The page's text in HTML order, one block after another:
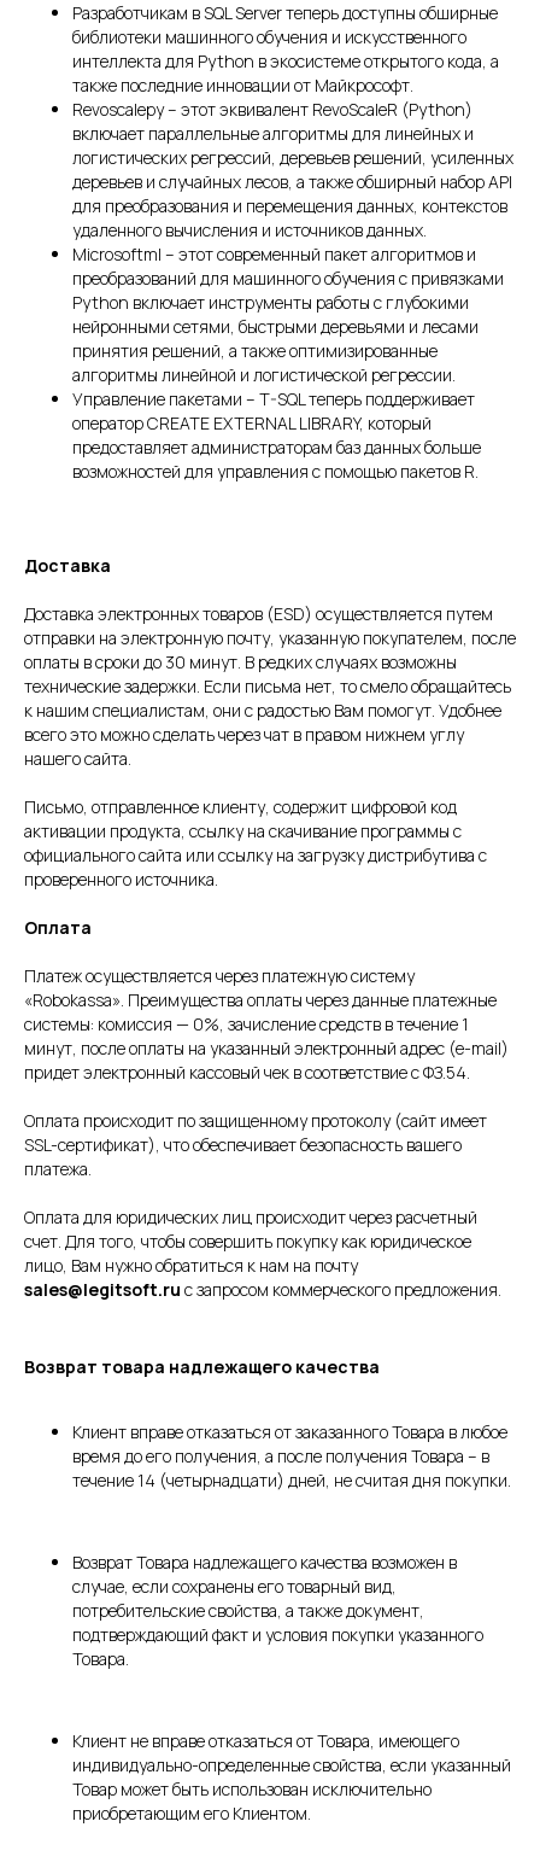
Разработчикам в SQL Server теперь доступны обширные
библиотеки машинного обучения и искусственного
интеллекта для Python в экосистеме открытого кода, а
также последние инновации от Майкрософт.
Revoscalepy – этот эквивалент RevoScaleR (Python)
включает параллельные алгоритмы для линейных и
логистических регрессий, деревьев решений, усиленных
деревьев и случайных лесов, а также обширный набор API
для преобразования и перемещения данных, контекстов
удаленного вычисления и источников данных.
Microsoftml – этот современный пакет алгоритмов и
преобразований для машинного обучения с привязками
Python включает инструменты работы с глубокими
нейронными сетями, быстрыми деревьями и лесами
принятия решений, а также оптимизированные
алгоритмы линейной и логистической регрессии.
Управление пакетами – T-SQL теперь поддерживает
оператор CREATE EXTERNAL LIBRARY, который
предоставляет администраторам баз данных больше
возможностей для управления с помощью пакетов R.
Доставка
Доставка электронных товаров (ESD) осуществляется путем
отправки на электронную почту, указанную покупателем, после
оплаты в сроки до 30 минут. В редких случаях возможны
технические задержки. Если письма нет, то смело обращайтесь
к нашим специалистам, они с радостью Вам помогут. Удобнее
всего это можно сделать через чат в правом нижнем углу
нашего сайта.
Письмо, отправленное клиенту, содержит цифровой код
активации продукта, ссылку на скачивание программы с
официального сайта или ссылку на загрузку дистрибутива с
проверенного источника.
Оплата
Платеж осуществляется через платежную систему
«Robokassa». Преимущества оплаты через данные платежные
системы: комиссия — 0%, зачисление средств в течение 1
минут, после оплаты на указанный электронный адрес (e-mail)
придет электронный кассовый чек в соответствие с ФЗ.54.
Оплата происходит по защищенному протоколу (сайт имеет
SSL-сертификат), что обеспечивает безопасность вашего
платежа.
Оплата для юридических лиц происходит через расчетный
счет. Для того, чтобы совершить покупку как юридическое
лицо, Вам нужно обратиться к нам на почту
sales@legitsoft.ru с запросом коммерческого предложения.
Возврат товара надлежащего качества
Клиент вправе отказаться от заказанного Товара в любое
время до его получения, а после получения Товара – в
течение 14 (четырнадцати) дней, не считая дня покупки.
Возврат Товара надлежащего качества возможен в
случае, если сохранены его товарный вид,
потребительские свойства, а также документ,
подтверждающий факт и условия покупки указанного
Товара.
Клиент не вправе отказаться от Товара, имеющего
индивидуально-определенные свойства, если указанный
Товар может быть использован исключительно
приобретающим его Клиентом.